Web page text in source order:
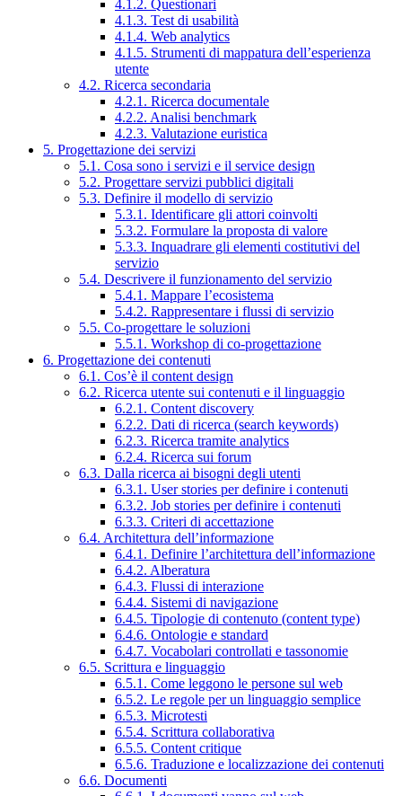
4.1.2. Questionari
4.1.3. Test di usabilità
4.1.4. Web analytics
4.1.5. Strumenti di mappatura dell’esperienza
utente
4.2. Ricerca secondaria
4.2.1. Ricerca documentale
4.2.2. Analisi benchmark
4.2.3. Valutazione euristica
5. Progettazione dei servizi
5.1. Cosa sono i servizi e il service design
5.2. Progettare servizi pubblici digitali
5.3. Definire il modello di servizio
5.3.1. Identificare gli attori coinvolti
5.3.2. Formulare la proposta di valore
5.3.3. Inquadrare gli elementi costitutivi del
servizio
5.4. Descrivere il funzionamento del servizio
5.4.1. Mappare l’ecosistema
5.4.2. Rappresentare i flussi di servizio
5.5. Co-progettare le soluzioni
5.5.1. Workshop di co-progettazione
6. Progettazione dei contenuti
6.1. Cos’è il content design
6.2. Ricerca utente sui contenuti e il linguaggio
6.2.1. Content discovery
6.2.2. Dati di ricerca (search keywords)
6.2.3. Ricerca tramite analytics
6.2.4. Ricerca sui forum
6.3. Dalla ricerca ai bisogni degli utenti
6.3.1. User stories per definire i contenuti
6.3.2. Job stories per definire i contenuti
6.3.3. Criteri di accettazione
6.4. Architettura dell’informazione
6.4.1. Definire l’architettura dell’informazione
6.4.2. Alberatura
6.4.3. Flussi di interazione
6.4.4. Sistemi di navigazione
6.4.5. Tipologie di contenuto (content type)
6.4.6. Ontologie e standard
6.4.7. Vocabolari controllati e tassonomie
6.5. Scrittura e linguaggio
6.5.1. Come leggono le persone sul web
6.5.2. Le regole per un linguaggio semplice
6.5.3. Microtesti
6.5.4. Scrittura collaborativa
6.5.5. Content critique
6.5.6. Traduzione e localizzazione dei contenuti
6.6. Documenti